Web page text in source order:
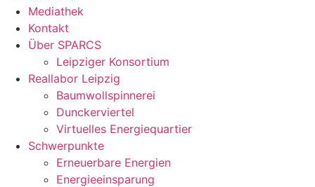
Mediathek
Kontakt
Über SPARCS
Leipziger Konsortium
Reallabor Leipzig
Baumwollspinnerei
Dunckerviertel
Virtuelles Energiequartier
Schwerpunkte
Erneuerbare Energien
Energieeinsparung